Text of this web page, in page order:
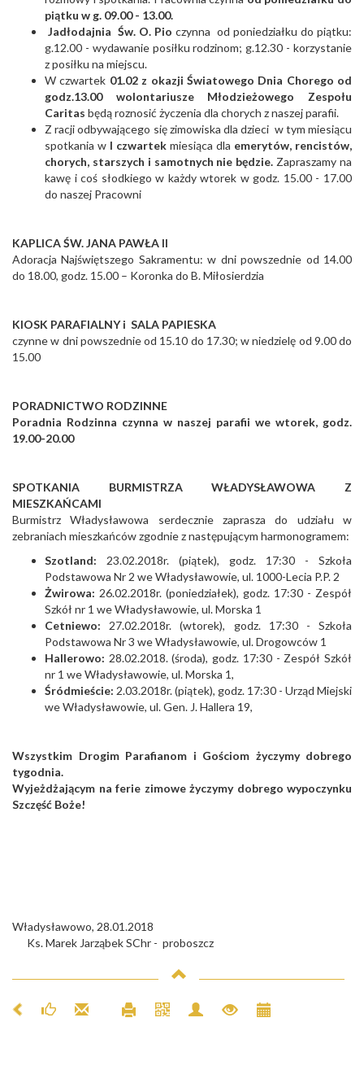
piątku w g. 09.00 - 13.00.
Jadłodajnia Św. O. Pio czynna od poniedziałku do piątku:
g.12.00 - wydawanie posiłku rodzinom; g.12.30 - korzystanie
z posiłku na miejscu.
W czwartek 01.02 z okazji Światowego Dnia Chorego od
godz.13.00 wolontariusze Młodzieżowego Zespołu
Caritas będą roznosić życzenia dla chorych z naszej parafii.
Z racji odbywającego się zimowiska dla dzieci w tym miesiącu
spotkania w I czwartek miesiąca dla emerytów, rencistów,
chorych, starszych i samotnych nie będzie. Zapraszamy na
kawę i coś słodkiego w każdy wtorek w godz. 15.00 - 17.00
do naszej Pracowni
KAPLICA ŚW. JANA PAWŁA II
Adoracja Najświętszego Sakramentu: w dni powszednie od 14.00
do 18.00, godz. 15.00 – Koronka do B. Miłosierdzia
KIOSK PARAFIALNY i SALA PAPIESKA
czynne w dni powszednie od 15.10 do 17.30; w niedzielę od 9.00 do
15.00
PORADNICTWO RODZINNE
Poradnia Rodzinna czynna w naszej parafii we wtorek, godz.
19.00-20.00
SPOTKANIA BURMISTRZA WŁADYSŁAWOWA Z
MIESZKAŃCAMI
Burmistrz Władysławowa serdecznie zaprasza do udziału w
zebraniach mieszkańców zgodnie z następującym harmonogramem:
Szotland: 23.02.2018r. (piątek), godz. 17:30 - Szkoła
Podstawowa Nr 2 we Władysławowie, ul. 1000-Lecia P.P. 2
Żwirowa: 26.02.2018r. (poniedziałek), godz. 17:30 - Zespół
Szkół nr 1 we Władysławowie, ul. Morska 1
Cetniewo: 27.02.2018r. (wtorek), godz. 17:30 - Szkoła
Podstawowa Nr 3 we Władysławowie, ul. Drogowców 1
Hallerowo: 28.02.2018. (środa), godz. 17:30 - Zespół Szkół
nr 1 we Władysławowie, ul. Morska 1,
Śródmieście: 2.03.2018r. (piątek), godz. 17:30 - Urząd Miejski
we Władysławowie, ul. Gen. J. Hallera 19,
Wszystkim Drogim Parafianom i Gościom życzymy dobrego
tygodnia.
Wyjeżdżającym na ferie zimowe życzymy dobrego wypoczynku
Szczęść Boże!
Władysławowo, 28.01.2018
Ks. Marek Jarząbek SChr - proboszcz